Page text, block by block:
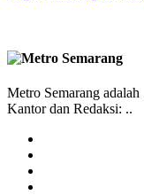
Metro Semarang adalah
Kantor dan Redaksi: ..